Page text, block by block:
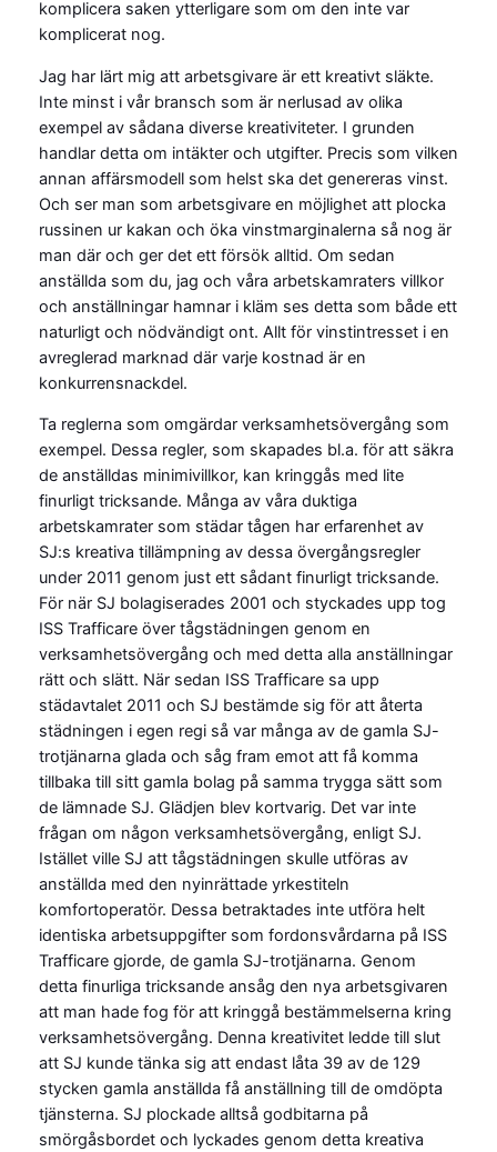
komplicera saken ytterligare som om den inte var
komplicerat nog.
Jag har lärt mig att arbetsgivare är ett kreativt släkte.
Inte minst i vår bransch som är nerlusad av olika
exempel av sådana diverse kreativiteter. I grunden
handlar detta om intäkter och utgifter. Precis som vilken
annan affärsmodell som helst ska det genereras vinst.
Och ser man som arbetsgivare en möjlighet att plocka
russinen ur kakan och öka vinstmarginalerna så nog är
man där och ger det ett försök alltid. Om sedan
anställda som du, jag och våra arbetskamraters villkor
och anställningar hamnar i kläm ses detta som både ett
naturligt och nödvändigt ont. Allt för vinstintresset i en
avreglerad marknad där varje kostnad är en
konkurrensnackdel.
Ta reglerna som omgärdar verksamhetsövergång som
exempel. Dessa regler, som skapades bl.a. för att säkra
de anställdas minimivillkor, kan kringgås med lite
finurligt tricksande. Många av våra duktiga
arbetskamrater som städar tågen har erfarenhet av
SJ:s kreativa tillämpning av dessa övergångsregler
under 2011 genom just ett sådant finurligt tricksande.
För när SJ bolagiserades 2001 och styckades upp tog
ISS Trafficare över tågstädningen genom en
verksamhetsövergång och med detta alla anställningar
rätt och slätt. När sedan ISS Trafficare sa upp
städavtalet 2011 och SJ bestämde sig för att återta
städningen i egen regi så var många av de gamla SJ-
trotjänarna glada och såg fram emot att få komma
tillbaka till sitt gamla bolag på samma trygga sätt som
de lämnade SJ. Glädjen blev kortvarig. Det var inte
frågan om någon verksamhetsövergång, enligt SJ.
Istället ville SJ att tågstädningen skulle utföras av
anställda med den nyinrättade yrkestiteln
komfortoperatör. Dessa betraktades inte utföra helt
identiska arbetsuppgifter som fordonsvårdarna på ISS
Trafficare gjorde, de gamla SJ-trotjänarna. Genom
detta finurliga tricksande ansåg den nya arbetsgivaren
att man hade fog för att kringgå bestämmelserna kring
verksamhetsövergång. Denna kreativitet ledde till slut
att SJ kunde tänka sig att endast låta 39 av de 129
stycken gamla anställda få anställning till de omdöpta
tjänsterna. SJ plockade alltså godbitarna på
smörgåsbordet och lyckades genom detta kreativa